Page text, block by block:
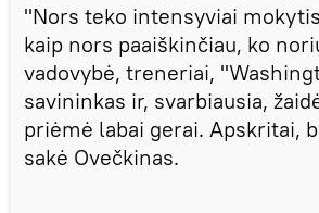
"Nors teko intensyviai
kaip nors paaiškinčiau, ko
vadovybė, treneriai,
savininkas ir, svarbiausia,
priėmė labai gerai. Apskritai,
sakė Ovečkinas.